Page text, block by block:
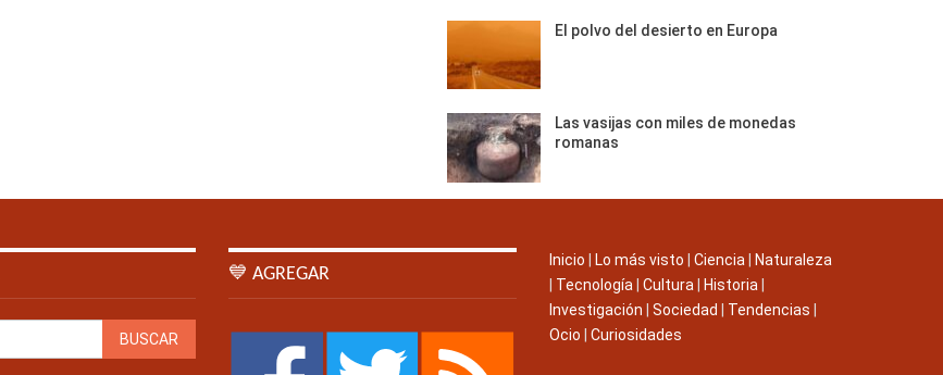
El polvo del desierto en Europa
Las vasijas con miles de monedas
romanas
💙 AGREGAR
Inicio Lo más visto Ciencia
Naturaleza
Tecnología Cultura Historia
Investigación
Sociedad Tendencias
Ocio
Curiosidades